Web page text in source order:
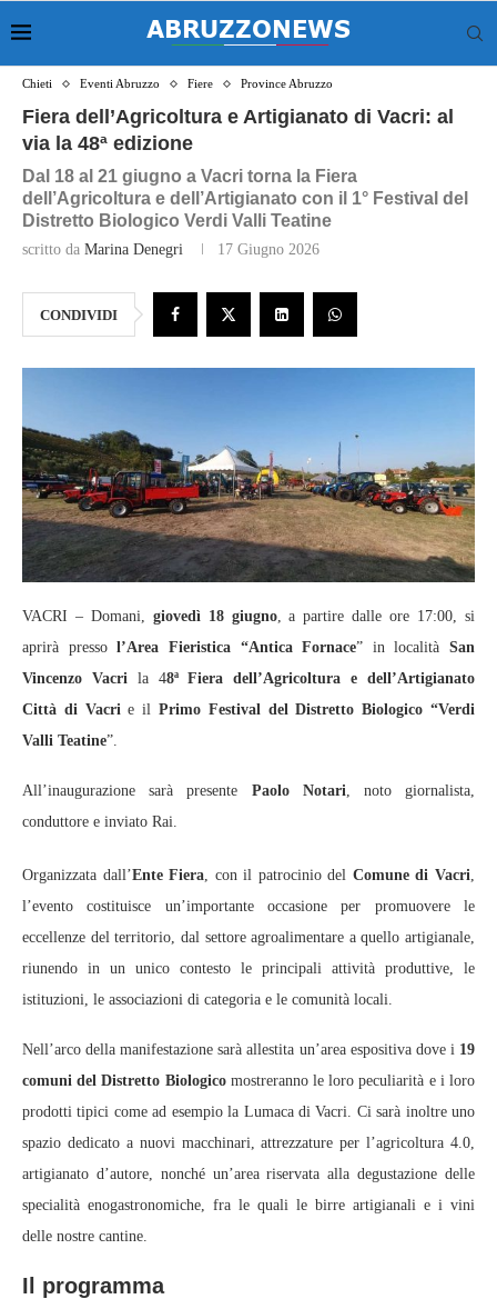
Chieti Eventi Abruzzo Fiere Province Abruzzo
Fiera dell’Agricoltura e Artigianato di Vacri: al
via la 48ª edizione
Dal 18 al 21 giugno a Vacri torna la Fiera
dell’Agricoltura e dell’Artigianato con il 1° Festival del
Distretto Biologico Verdi Valli Teatine
scritto da Marina Denegri 17 Giugno 2026
CONDIVIDI
VACRI – Domani, giovedì 18 giugno, a partire dalle ore 17:00, si
aprirà pressol’Area Fieristica “Antica Fornace” in località San
Vincenzo Vacrila 48ª Fiera dell’Agricoltura e dell’Artigianato
Città di Vacrie il Primo Festival del Distretto Biologico “Verdi
Valli Teatine”.
All’inaugurazione sarà presente Paolo Notari, noto giornalista,
conduttore e inviato Rai.
Organizzata dall’Ente Fiera, con il patrocinio del Comune di Vacri,
l’evento costituisce un’importante occasione per promuovere le
eccellenze del territorio, dal settore agroalimentare a quello artigianale,
riunendo in un unico contesto le principali attività produttive, le
istituzioni, le associazioni di categoria e le comunità locali.
Nell’arco della manifestazione sarà allestita un’area espositiva dove i 19
comuni del Distretto Biologicomostreranno le loro peculiarità e i loro
prodotti tipici come ad esempio la Lumaca di Vacri. Ci sarà inoltre uno
spazio dedicato a nuovi macchinari, attrezzature per l’agricoltura 4.0,
artigianato d’autore, nonché un’area riservata alla degustazione delle
specialità enogastronomiche, fra le quali le birre artigianali e i vini
delle nostre cantine.
Il programma